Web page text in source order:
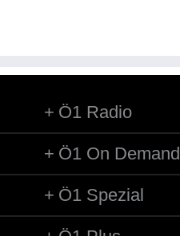
Ö1 Radio
Ö1 On Demand
Ö1 Spezial